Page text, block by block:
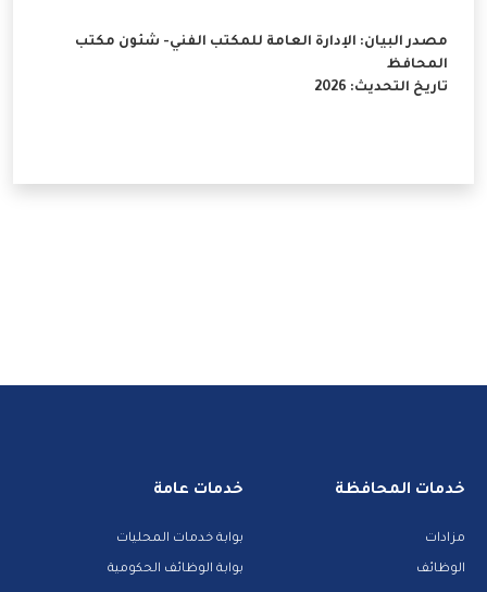
مصدر البيان: الإدارة العامة للمكتب الفني- شئون مكتب
المحافظ
تاريخ التحديث: 2026
خدمات المحافظة
مزادات
الوظائف
خدمات عامة
بوابة خدمات المحليات
بوابة الوظائف الحكومية